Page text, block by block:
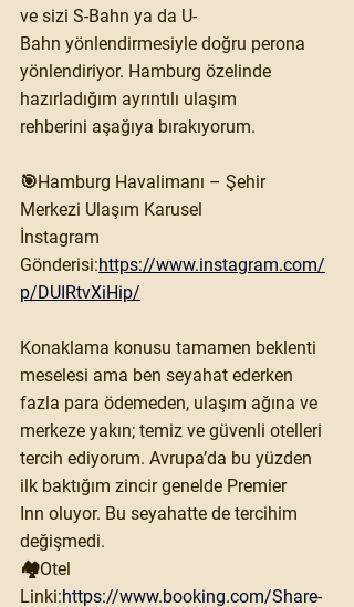
ve sizi S-Bahn ya da U-
Bahn yönlendirmesiyle doğru perona
yönlendiriyor. Hamburg özelinde
hazırladığım ayrıntılı ulaşım
rehberini aşağıya bırakıyorum.
🎯Hamburg Havalimanı – Şehir
Merkezi Ulaşım Karusel
İnstagram
Gönderisi:https://www.instagram.com/
p/DUIRtvXiHip/
Konaklama konusu tamamen beklenti
meselesi ama ben seyahat ederken
fazla para ödemeden, ulaşım ağına ve
merkeze yakın; temiz ve güvenli otelleri
tercih ediyorum. Avrupa’da bu yüzden
ilk baktığım zincir genelde Premier
Inn oluyor. Bu seyahatte de tercihim
değişmedi.
🏘Otel
Linki:https://www.booking.com/Share-